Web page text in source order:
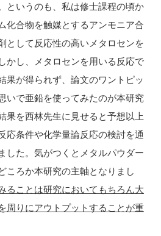
というのも、私は修士課程の頃か
化合物を触媒とするアンモニア合
として反応性の高いメタロセンを
かし、メタロセンを用いる反応で
果が得られず、論文のワントピッ
いで亜鉛を使ってみたのが本研究
果を西林先生に見せると予想以上
応条件や化学量論反応の検討を通
した。気がつくとメタルパウダー
ころか本研究の主軸となりまし
ることは研究においてもちろん大
周りにアウトプットすることが重